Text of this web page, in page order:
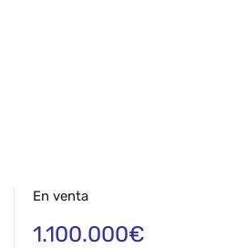
En venta
1.100.000€